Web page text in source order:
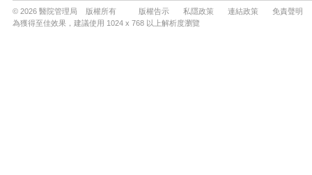
© 2026 醫院管理局 版權所有 版權告示 私隱政策 連結政策
免責聲明
為獲得至佳效果，建議使用 1024 x 768 以上解析度瀏覽